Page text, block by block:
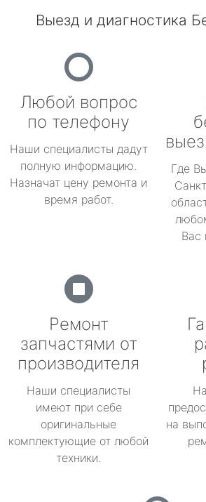
Выезд и диагностика
Любой вопрос
по телефону
Наши специалисты дадут
полную информацию.
Назначат цену ремонта и
время работ.
Где
Вас
Ремонт
запчастями от
производителя
Наши специалисты
имеют при себе
оригинальные
комплектующие от любой
техники.
на